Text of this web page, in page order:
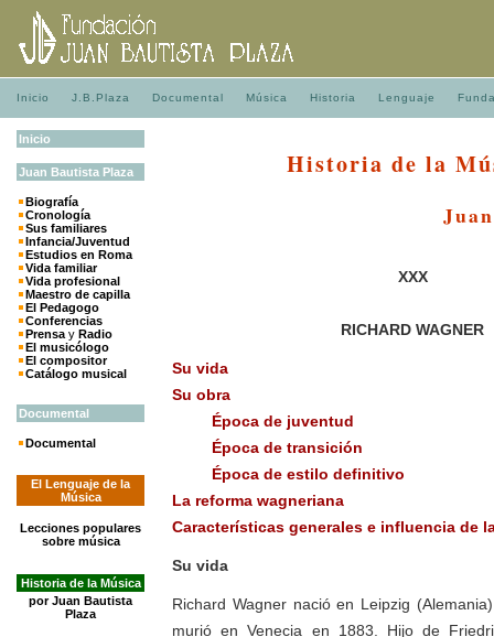
Inicio J.B.Plaza Documental Música Historia Lenguaje
Inicio
Juan Bautista Plaza
Biografía
Cronología
Sus familiares
Infancia/Juventud
Estudios en Roma
Vida familiar
Vida profesional
Maestro de capilla
El Pedagogo
Conferencias
Prensa y Radio
El musicólogo
El compositor
Catálogo musical
Documental
Documental
El Lenguaje de la
Música
Lecciones populares
sobre música
Historia de la Música
por Juan Bautista
Plaza
Historia de la
XXX
RICHARD WAGNER
Su vida
Su obra
Época de juventud
Época de transición
Época de estilo definitivo
La reforma wagneriana
Características generales e influencia de
Su vida
Richard Wagner nació en Leipzig
murió en Venecia en 1883. Hijo de